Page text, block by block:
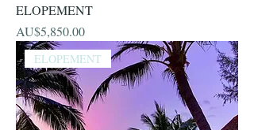
ELOPEMENT
價格
AU$5,850.00
ELOPEMENT